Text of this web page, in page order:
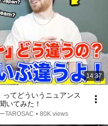
14:37
ってどういうニュアンス
いてみた！
TAROSAC • 80K views